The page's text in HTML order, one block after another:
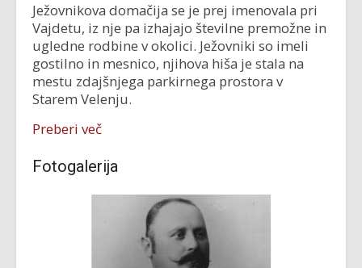
Ježovnikova domačija se je prej imenovala pri
Vajdetu, iz nje pa izhajajo številne premožne in
ugledne rodbine v okolici. Ježovniki so imeli
gostilno in mesnico, njihova hiša je stala na
mestu zdajšnjega parkirnega prostora v
Starem Velenju.
Preberi več
Fotogalerija